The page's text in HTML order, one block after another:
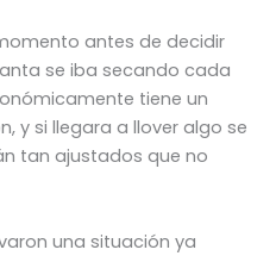
antes de decidir
se iba secando cada
tiene un
y si llegara a llover algo se
tan ajustados que no
una situación ya